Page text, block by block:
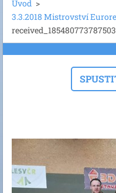
Úvod >
3.3.2018 Mistrovství